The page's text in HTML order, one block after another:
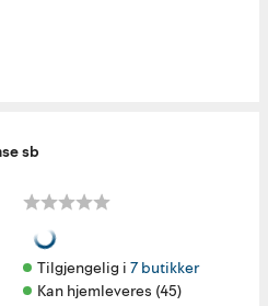
sb
Tilgjengelig i 7 butikker
Kan hjemleveres (45)